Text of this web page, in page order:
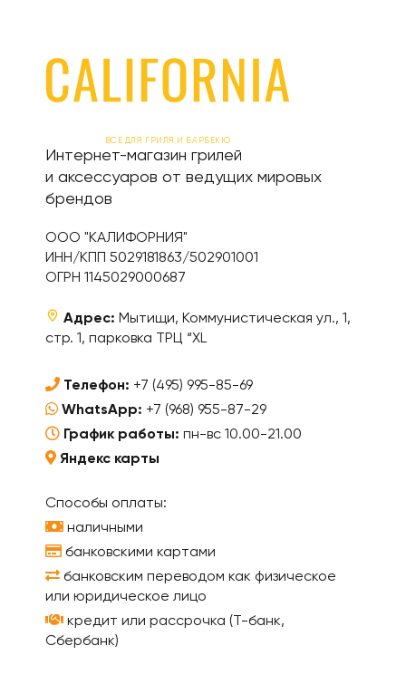
ВСЕ ДЛЯ ГРИЛЯ И БАРБЕКЮ
Интернет-магазин грилей
и аксессуаров от ведущих мировых
брендов
ООО "КАЛИФОРНИЯ"
ИНН/КПП 5029181863/502901001
ОГРН 1145029000687
Адрес: Мытищи, Коммунистическая ул., 1,
стр. 1, парковка ТРЦ “XL
Телефон: +7 (495) 995-85-69
WhatsApp: +7 (968) 955-87-29
График работы: пн-вс 10.00-21.00
Яндекс карты
Способы оплаты:
наличными
банковскими картами
банковским переводом как физическое
или юридическое лицо
кредит или рассрочка (Т-банк,
Сбербанк)